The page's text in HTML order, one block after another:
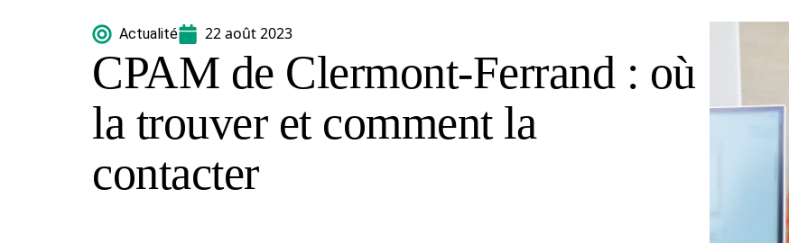
Actualité 22 août 2023
CPAM de Clermont-Ferrand : où
la trouver et comment la
contacter